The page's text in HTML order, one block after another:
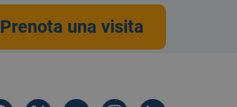
Prenota una visita